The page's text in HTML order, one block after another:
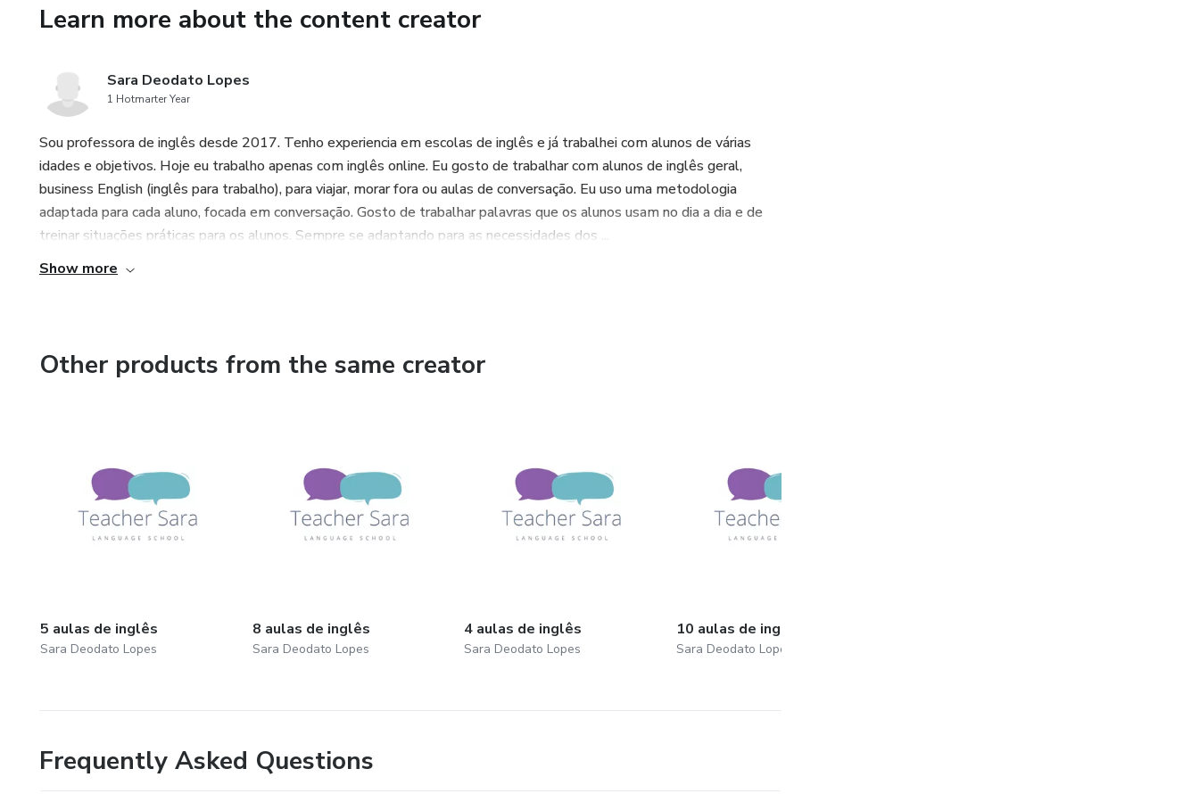
Learn more about the content creator
Sara Deodato Lopes
1 Hotmarter Year
Sou professora de inglês desde 2017. Tenho experiencia em escolas de inglês e já trabalhei com alunos de várias
idades e objetivos. Hoje eu trabalho apenas com inglês online. Eu gosto de trabalhar com alunos de inglês geral,
business English (inglês para trabalho), para viajar, morar fora ou aulas de conversação. Eu uso uma metodologia
adaptada para cada aluno, focada em conversação. Gosto de trabalhar palavras que os alunos usam no dia a dia e de
treinar situações práticas para os alunos. Sempre se adaptando para as necessidades dos ...
Show more
Other products from the same creator
5 aulas de inglês
Sara Deodato Lopes
8 aulas de inglês
Sara Deodato Lopes
4 aulas de inglês
Sara Deodato Lopes
10 aulas de inglês
Sara Deodato Lopes
Frequently Asked Questions